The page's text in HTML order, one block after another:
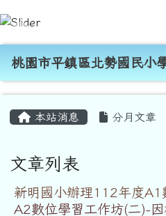
跳至主內容區
桃園市平鎮區北勢
導覽列
桃園市平鎮區北勢國民小
本站消息 分月文章
文章列表
新明國小辦理112年度A1
A2數位學習工作坊(二)-